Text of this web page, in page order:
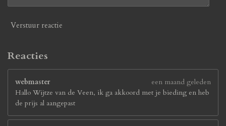
Verstuur reactie
Reacties
webmaster
een maand geleden
Hallo Wijtze van de Veen, ik ga akkoord met je bieding en heb
de prijs al aangepast